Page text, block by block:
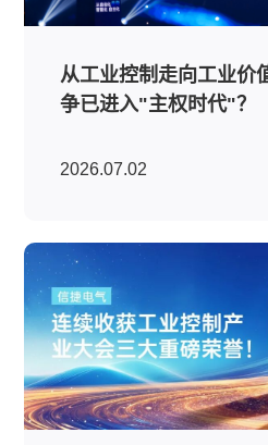
从工业控制走向工业价
争已进入"主权时代"？
2026.07.02